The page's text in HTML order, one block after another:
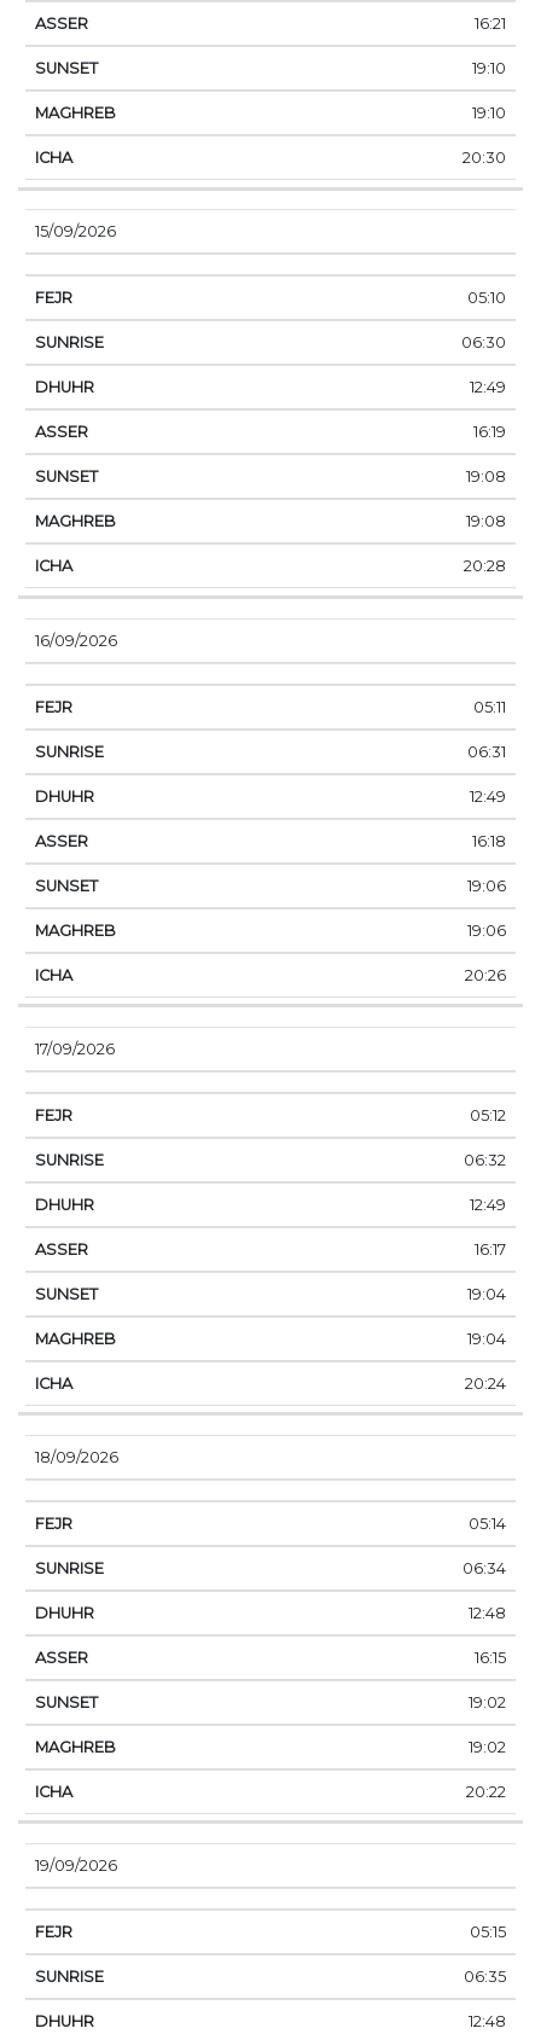
16:21
19:10
19:10
20:30
15/09/2026
05:10
06:30
12:49
16:19
19:08
19:08
20:28
16/09/2026
05:11
06:31
12:49
16:18
19:06
19:06
20:26
17/09/2026
05:12
06:32
12:49
16:17
19:04
19:04
20:24
18/09/2026
05:14
06:34
12:48
16:15
19:02
19:02
20:22
19/09/2026
05:15
06:35
12:48